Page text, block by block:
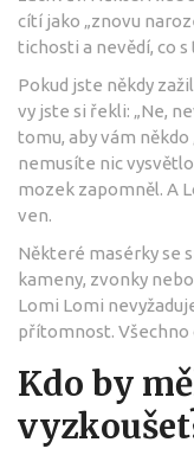
cítí jako „znovu
tichosti a nevědí, co s
Pokud jste někdy
vy jste si řekli: „Ne,
tomu, aby vám někdo
nemusíte nic
mozek zapomněl. A
ven.
Některé masérky se
kameny, zvonky
Lomi Lomi
přítomnost. Všechno
Kdo by